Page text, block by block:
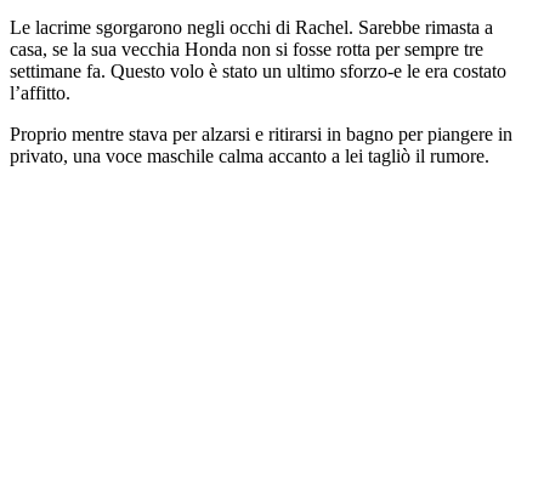
Le lacrime sgorgarono negli occhi di Rachel. Sarebbe rimasta a
casa, se la sua vecchia Honda non si fosse rotta per sempre tre
settimane fa. Questo volo è stato un ultimo sforzo-e le era costato
l’affitto.
Proprio mentre stava per alzarsi e ritirarsi in bagno per piangere in
privato, una voce maschile calma accanto a lei tagliò il rumore.